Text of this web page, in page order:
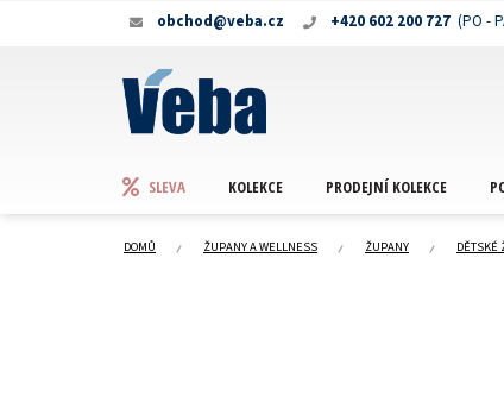
+420 602 200 727
obchod@veba.cz
SLEVA KOLEKCE PRODEJNÍ KOLEKCE
DOMŮ ŽUPANY A WELLNESS ŽUPANY DĚTSKÉ